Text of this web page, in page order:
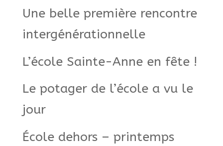
Une belle première rencontre
intergénérationnelle
L’école Sainte-Anne en fête !
Le potager de l’école a vu le
jour
École dehors – printemps